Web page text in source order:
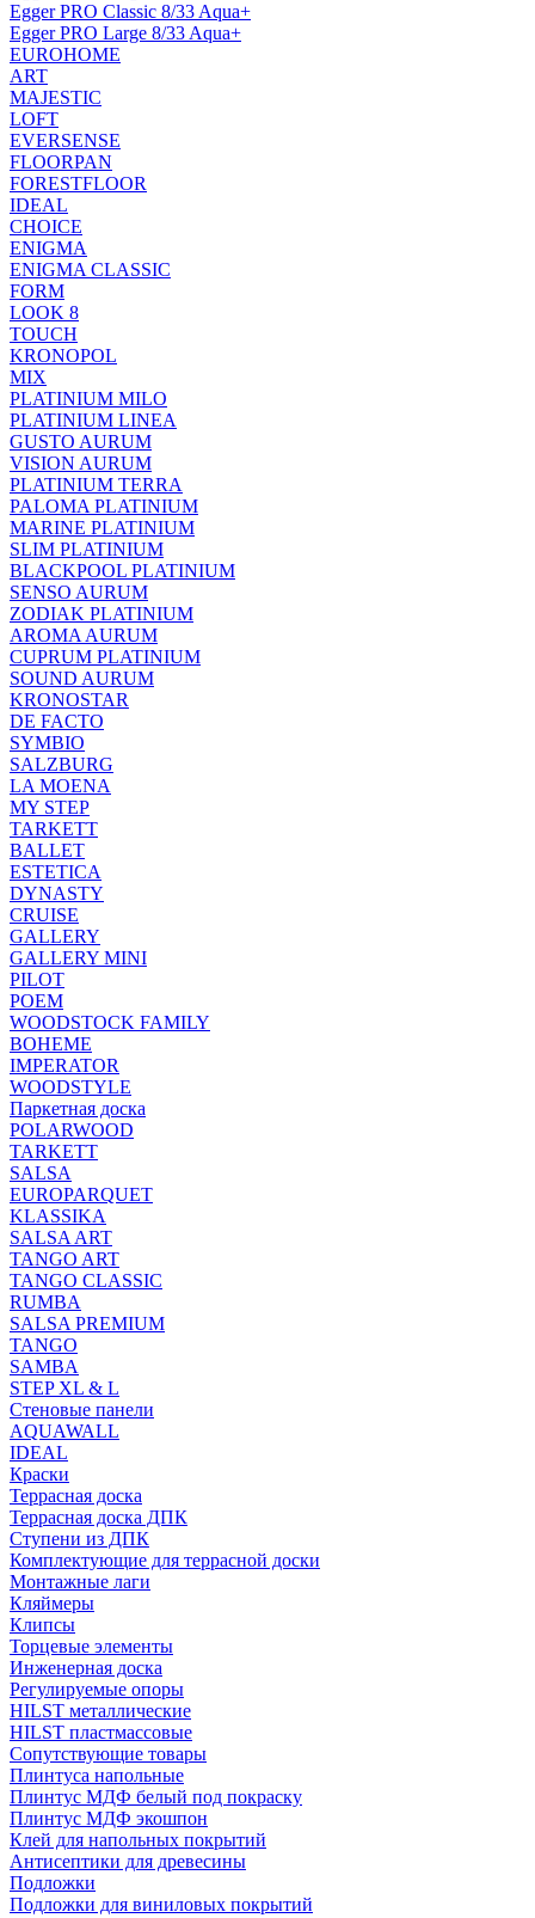
Egger PRO Classic 8/33 Aqua+
Egger PRO Large 8/33 Aqua+
EUROHOME
ART
MAJESTIC
LOFT
EVERSENSE
FLOORPAN
FORESTFLOOR
IDEAL
CHOICE
ENIGMA
ENIGMA CLASSIC
FORM
LOOK 8
TOUCH
KRONOPOL
MIX
PLATINIUM MILO
PLATINIUM LINEA
GUSTO AURUM
VISION AURUM
PLATINIUM TERRA
PALOMA PLATINIUM
MARINE PLATINIUM
SLIM PLATINIUM
BLACKPOOL PLATINIUM
SENSO AURUM
ZODIAK PLATINIUM
AROMA AURUM
CUPRUM PLATINIUM
SOUND AURUM
KRONOSTAR
DE FACTO
SYMBIO
SALZBURG
LA MOENA
MY STEP
TARKETT
BALLET
ESTETICA
DYNASTY
CRUISE
GALLERY
GALLERY MINI
PILOT
POEM
WOODSTOCK FAMILY
BOHEME
IMPERATOR
WOODSTYLE
Паркетная доска
POLARWOOD
TARKETT
SALSA
EUROPARQUET
KLASSIKA
SALSA ART
TANGO ART
TANGO CLASSIC
RUMBA
SALSA PREMIUM
TANGO
SAMBA
STEP XL & L
Стеновые панели
AQUAWALL
IDEAL
Краски
Террасная доска
Террасная доска ДПК
Ступени из ДПК
Комплектующие для террасной доски
Монтажные лаги
Кляймеры
Клипсы
Торцевые элементы
Инженерная доска
Регулируемые опоры
HILST металлические
HILST пластмассовые
Сопутствующие товары
Плинтуса напольные
Плинтус МДФ белый под покраску
Плинтус МДФ экошпон
Клей для напольных покрытий
Антисептики для древесины
Подложки
Подложки для виниловых покрытий